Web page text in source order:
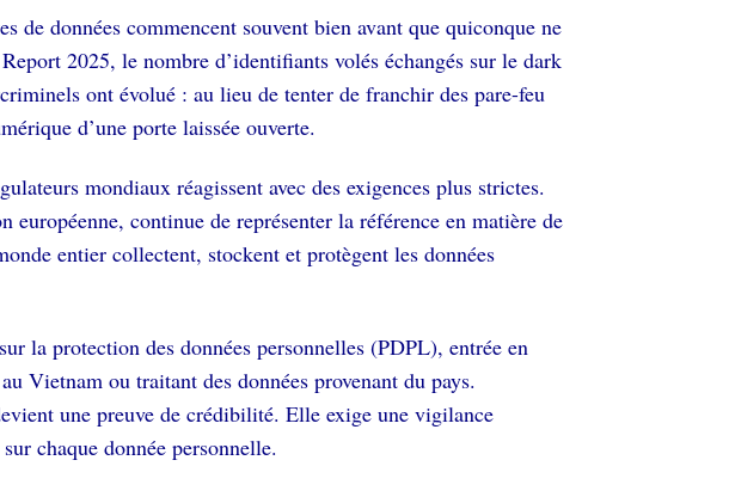
données commencent souvent bien avant que quiconque ne
2025, le nombre d’identifiants volés échangés sur le dark
ont évolué : au lieu de tenter de franchir des pare-feu
d’une porte laissée ouverte.
mondiaux réagissent avec des exigences plus strictes.
continue de représenter la référence en matière de
entier collectent, stockent et protègent les données
la protection des données personnelles (PDPL), entrée en
Vietnam ou traitant des données provenant du pays.
une preuve de crédibilité. Elle exige une vigilance
chaque donnée personnelle.